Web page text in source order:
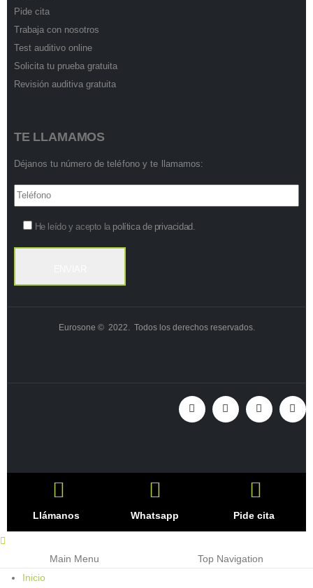
Pide cita
Trabaja con nosotros
Test auditivo online
Solicita tu prueba gratuita
Revisión auditiva gratuita
TE LLAMAMOS
Déjanos tu número de teléfono y te llamamos:
He leído y acepto la política de privacidad.
Eurosone © 2022. Todos los derechos reservados.
Llámanos Whatsapp Pide cita
Main Menu
Top Navigation
Inicio